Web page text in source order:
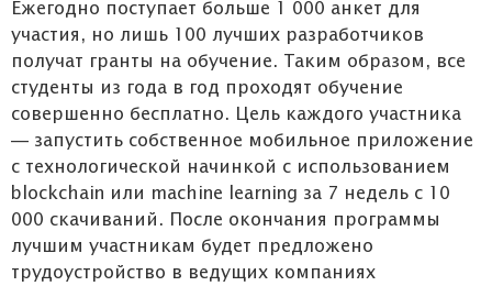
Ежегодно поступает больше 1 000 анкет для
участия, но лишь 100 лучших разработчиков
получат гранты на обучение. Таким образом, все
студенты из года в год проходят обучение
совершенно бесплатно. Цель каждого участника
— запустить собственное мобильное приложение
с технологической начинкой с использованием
blockchain или machine learning за 7 недель с 10
000 скачиваний. После окончания программы
лучшим участникам будет предложено
трудоустройство в ведущих компаниях